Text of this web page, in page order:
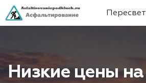
Пересвет
Низкие цены на